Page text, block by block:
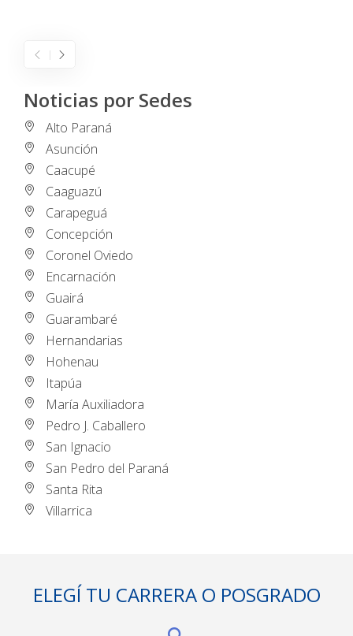
Noticias por Sedes
Alto Paraná
Asunción
Caacupé
Caaguazú
Carapeguá
Concepción
Coronel Oviedo
Encarnación
Guairá
Guarambaré
Hernandarias
Hohenau
Itapúa
María Auxiliadora
Pedro J. Caballero
San Ignacio
San Pedro del Paraná
Santa Rita
Villarrica
ELEGÍ TU CARRERA O POSGRADO